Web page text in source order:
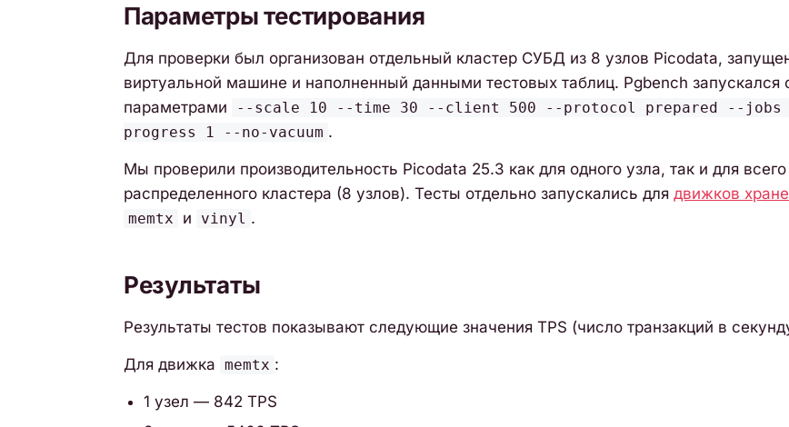
Параметры тестирования
Для проверки был организован отдельный кластер СУБД из 8 узлов Picodata,
виртуальной машине и наполненный данными тестовых таблиц. Pgbench запускался
параметрами
--scale 10 --time 30 --client 500 --protocol prepared --
progress 1 --no-vacuum .
Мы проверили производительность Picodata 25.3 как для одного узла, так и для всего
распределенного кластера (8 узлов). Тесты отдельно запускались для движков
memtx и vinyl .
Результаты
Результаты тестов показывают следующие значения TPS (число транзакций в
Для движка memtx :
1 узел — 842 TPS